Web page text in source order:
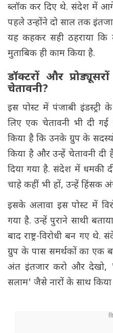
ब्लॉक कर दिए थे. संदेश में
पहले उन्होंने दो साल तक
यह कहकर सही ठहराया
मुताबिक ही काम किया है.
डॉक्टरों और
चेतावनी?
इस पोस्ट में पंजाबी इंडस्ट्री
लिए एक चेतावनी भी दी गई
किया है कि उनके ग्रुप के
किया है और उन्हें चेतावनी
दिया गया है. संदेश में धमकी
चाहे कहीं भी हों, उन्हें हिंसक
इसके अलावा इस पोस्ट में
गया है. उन्हें पुराने साथी
बाद राष्ट्र-विरोधी बन गए
ग्रुप के पास समर्थकों का एक
अंत इंतजार करो और देखो,
सलाम' जैसे नारों के साथ किया